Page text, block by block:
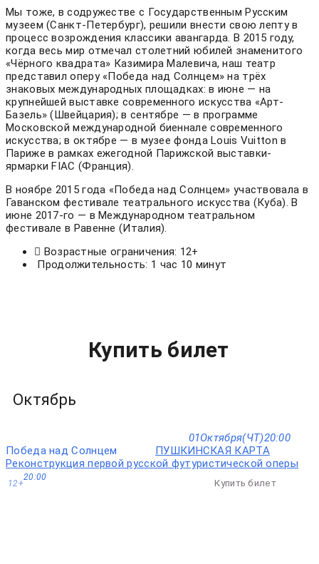
Мы тоже, в содружестве с Государственным Русским
музеем (Санкт-Петербург), решили внести свою лепту в
процесс возрождения классики авангарда. В 2015 году,
когда весь мир отмечал столетний юбилей знаменитого
«Чёрного квадрата» Казимира Малевича, наш театр
представил оперу «Победа над Солнцем» на трёх
знаковых международных площадках: в июне — на
крупнейшей выставке современного искусства «Арт-
Базель» (Швейцария); в сентябре — в программе
Московской международной биеннале современного
искусства; в октябре — в музее фонда Louis Vuitton в
Париже в рамках ежегодной Парижской выставки-
ярмарки FIAC (Франция).
В ноябре 2015 года «Победа над Солнцем» участвовала в
Гаванском фестивале театрального искусства (Куба). В
июне 2017-го — в Международном театральном
фестивале в Равенне (Италия).
Возрастные ограничения: 12+
Продолжительность: 1 час 10 минут
Купить билет
Октябрь
01Октября(ЧТ)20:00
ПУШКИНСКАЯ КАРТА
Победа над Солнцем
Реконструкция первой русской футуристической оперы
20:00
12+ Купить билет